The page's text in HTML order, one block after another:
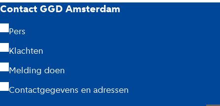
G
G
D
A
m
Contact GGD Amsterdam
Pers
Klachten
Melding doen
Contactgegevens en adressen